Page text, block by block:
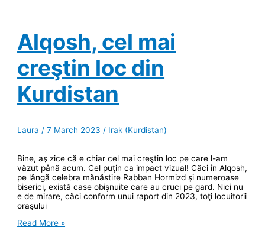
să
trecem
în
Irak
Alqosh, cel mai
creştin loc din
Kurdistan
Laura /7 March 2023 / Irak (Kurdistan)
Bine, aş zice că e chiar cel mai creştin loc pe care l-am
văzut până acum. Cel puţin ca impact vizual! Căci în Alqosh,
pe lângă celebra mănăstire Rabban Hormizd şi numeroase
biserici, există case obişnuite care au cruci pe gard. Nici nu
e de mirare, căci conform unui raport din 2023, toţi locuitorii
oraşului
Alqosh,
Read More »